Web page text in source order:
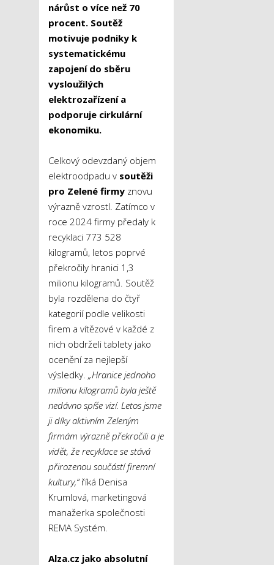
nárůst o více než 70
procent. Soutěž
motivuje podniky k
systematickému
zapojení do sběru
vysloužilých
elektrozařízení a
podporuje cirkulární
ekonomiku.
Celkový odevzdaný objem
elektroodpadu v soutěži
pro Zelené firmy znovu
výrazně vzrostl. Zatímco v
roce 2024 firmy předaly k
recyklaci 773 528
kilogramů, letos poprvé
překročily hranici 1,3
milionu kilogramů. Soutěž
byla rozdělena do čtyř
kategorií podle velikosti
firem a vítězové v každé z
nich obdrželi tablety jako
ocenění za nejlepší
výsledky. „Hranice jednoho
milionu kilogramů byla ještě
nedávno spíše vizí. Letos jsme
ji díky aktivním Zeleným
firmám výrazně překročili a je
vidět, že recyklace se stává
přirozenou součástí firemní
kultury,“říká Denisa
Krumlová, marketingová
manažerka společnosti
REMA Systém.
Alza.cz jako absolutní